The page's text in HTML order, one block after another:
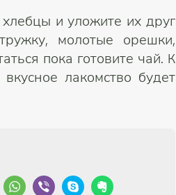
и уложите их друг
молотые орешки,
пока готовите чай. К
лакомство будет